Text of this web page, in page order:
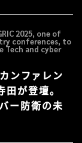
2025, one of
conferences, to
Tech and cyber
ンファレン
が登壇。
ー防衛の未